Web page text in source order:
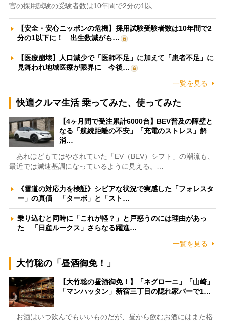
官の採用試験の受験者数は10年間で2分の1以…
【安全・安心ニッポンの危機】採用試験受験者数は10年間で2
分の1以下に！ 出生数減がも…
【医療崩壊】人口減少で「医師不足」に加えて「患者不足」に
見舞われ地域医療が限界に 今後…
一覧を見る
快適クルマ生活 乗ってみた、使ってみた
【4ヶ月間で受注累計6000台】BEV普及の障壁と
なる「航続距離の不安」「充電のストレス」解
消…
あれほどもてはやされていた「EV（BEV）シフト」の潮流も、
最近では減速基調になっているように見える。…
《雪道の対応力を検証》シビアな状況で実感した「フォレスタ
ー」の真価 「ターボ」と「スト…
乗り込むと同時に「これが軽？」と戸惑うのには理由があっ
た 「日産ルークス」さらなる躍進…
一覧を見る
大竹聡の「昼酒御免！」
【大竹聡の昼酒御免！】「ネグローニ」「山崎」
「マンハッタン」新宿三丁目の隠れ家バーで1…
お酒はいつ飲んでもいいものだが、昼から飲むお酒にはまた格